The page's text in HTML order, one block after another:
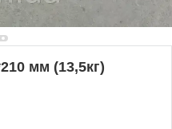
мм (13,5кг)